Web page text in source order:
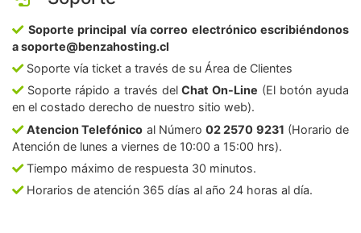
Soporte principal vía correo electrónico escribiéndonos
a soporte@benzahosting.cl
Soporte vía ticket a través de su Área de Clientes
Soporte rápido a través delChat On-Line (El botón ayuda
en el costado derecho de nuestro sitio web).
Atencion Telefónico al Número02 2570 9231 (Horario de
Atención de lunes a viernes de 10:00 a 15:00 hrs).
Tiempo máximo de respuesta 30 minutos.
Horarios de atención 365 días al año 24 horas al día.